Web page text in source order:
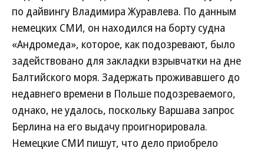
по дайвингу Владимира Журавлева. По данным
немецких СМИ, он находился на борту судна
«Андромеда», которое, как подозревают, было
задействовано для закладки взрывчатки на дне
Балтийского моря. Задержать проживавшего до
недавнего времени в Польше подозреваемого,
однако, не удалось, поскольку Варшава запрос
Берлина на его выдачу проигнорировала.
Немецкие СМИ пишут, что дело приобрело